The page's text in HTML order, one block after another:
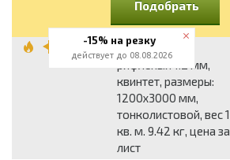
Подобрать
Лист стальной
рифленый 1.2 мм,
квинтет, размеры:
1200x3000 мм,
тонколистовой, вес 1
кв. м. 9.42 кг, цена за
лист
-15% на резку
действует до 08.08.2026